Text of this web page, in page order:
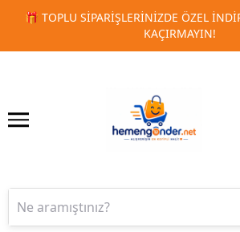
🚀 KURUMSAL
1 2